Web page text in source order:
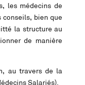
les médecins de
bien que
la structure au
de manière
au travers de la
Salariés).